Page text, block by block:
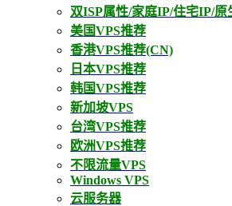
双ISP属性/家庭IP/住宅IP/原
美国VPS推荐
香港VPS推荐(CN)
日本VPS推荐
韩国VPS推荐
新加坡VPS
台湾VPS推荐
欧洲VPS推荐
不限流量VPS
Windows VPS
云服务器